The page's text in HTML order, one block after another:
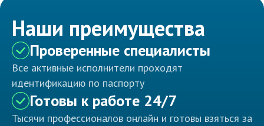
Наши преимущества
Проверенные специалисты
Все активные исполнители проходят
идентификацию по паспорту
Готовы к работе 24/7
Тысячи профессионалов онлайн и готовы взяться за